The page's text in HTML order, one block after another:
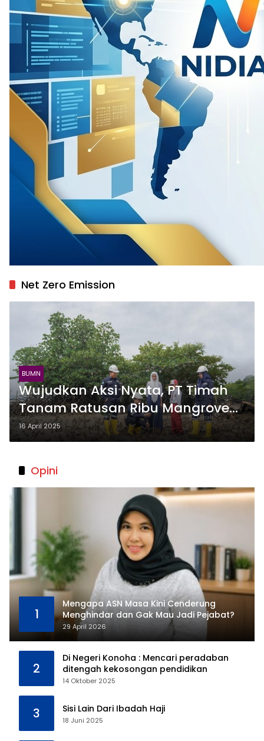
Net Zero Emission
BUMN
Wujudkan Aksi Nyata, PT Timah
Tanam Ratusan Ribu Mangrove
Dukung Target Net Zero Emission
16 April 2025
Opini
1
Mengapa ASN Masa Kini Cenderung
Menghindar dan Gak Mau Jadi Pejabat?
29 April 2026
2
Di Negeri Konoha : Mencari peradaban
ditengah kekosongan pendidikan
14 Oktober 2025
3 Sisi Lain Dari Ibadah Haji
18 Juni 2025